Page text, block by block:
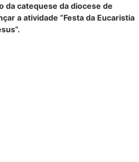
da catequese da diocese de
a atividade “Festa da Eucaristia